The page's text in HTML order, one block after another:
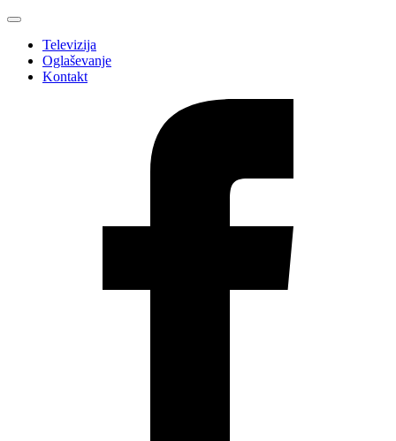
Televizija
Oglaševanje
Kontakt